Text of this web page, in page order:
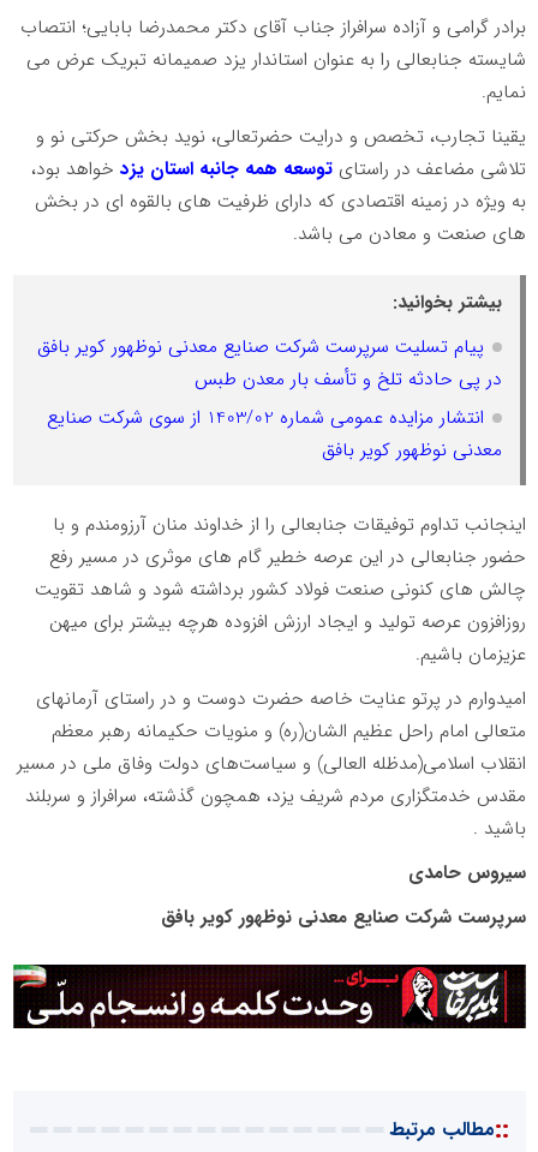
برادر گرامی و آزاده سرافراز جناب آقای دکتر محمدرضا بابایی؛ انتصاب
شایسته جنابعالی را به عنوان استاندار یزد صمیمانه تبریک عرض می
نمایم.
یقینا تجارب، تخصص و درایت حضرتعالی، نوید بخش حرکتی نو و
تلاشی مضاعف در راستای توسعه همه جانبه استان یزد خواهد بود،
به ویژه در زمینه اقتصادی که دارای ظرفیت های بالقوه ای در بخش
های صنعت و معادن می باشد.
بیشتر بخوانید:
پیام تسلیت سرپرست شرکت صنایع معدنی نوظهور کویر بافق
در پی حادثه تلخ و تأسف بار معدن طبس
انتشار مزایده عمومی شماره 1403/02 از سوی شرکت صنایع
معدنی نوظهور کویر بافق
اینجانب تداوم توفیقات جنابعالی را از خداوند منان آرزومندم و با
حضور جنابعالی در این عرصه خطیر گام های موثری در مسیر رفع
چالش های کنونی صنعت فولاد کشور برداشته شود و شاهد تقویت
روزافزون عرصه تولید و ایجاد ارزش افزوده هرچه بیشتر برای میهن
عزیزمان باشیم.
امیدوارم در پرتو عنایت خاصه حضرت دوست و در راستای آرمانهای
متعالی امام راحل عظیم الشان(ره) و منویات حکیمانه رهبر معظم
انقلاب اسلامی(مدظله العالی) و سیاست‌های دولت وفاق ملی در مسیر
مقدس خدمتگزاری مردم شریف یزد، همچون گذشته، سرافراز و سربلند
باشید .
سیروس حامدی
سرپرست شرکت صنایع معدنی نوظهور کویر بافق
::مطالب مرتبط